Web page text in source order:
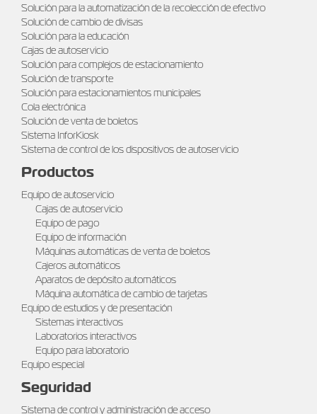
Solución para la automatización de la recolección de efectivo
Solución de cambio de divisas
Solución para la educación
Cajas de autoservicio
Solución para complejos de estacionamiento
Solución de transporte
Solución para estacionamientos municipales
Cola electrónica
Solución de venta de boletos
Sistema InforKiosk
Sistema de control de los dispositivos de autoservicio
Productos
Equipo de autoservicio
Cajas de autoservicio
Equipo de pago
Equipo de información
Máquinas automáticas de venta de boletos
Cajeros automáticos
Aparatos de depósito automáticos
Máquina automática de cambio de tarjetas
Equipo de estudios y de presentación
Sistemas interactivos
Laboratorios interactivos
Equipo para laboratorio
Equipo especial
Seguridad
Sistema de control y administración de acceso